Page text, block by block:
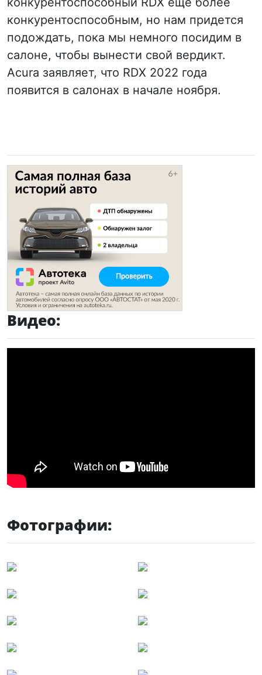
конкурентоспособным, но нам придется
подождать, пока мы немного посидим в
салоне, чтобы вынести свой вердикт.
Acura заявляет, что RDX 2022 года
появится в салонах в начале ноября.
Видео:
Фотографии: